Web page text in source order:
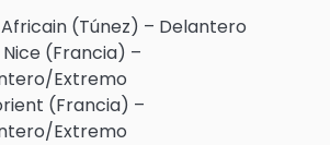
(Túnez) – Delantero
Nice (Francia) –
Extremo
(Francia) –
Extremo